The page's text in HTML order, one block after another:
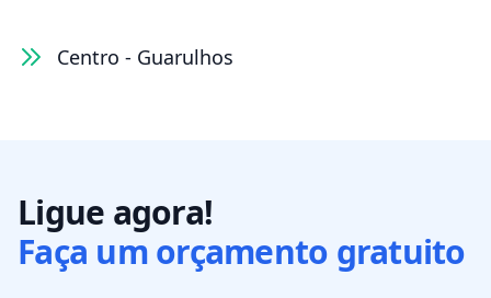
Centro - Guarulhos
Ligue agora!
Faça um orçamento gratuito